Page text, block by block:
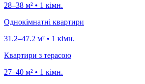
28–38 м² • 1 кімн.
Однокімнатні квартири
31.2–47.2 м² • 1 кімн.
Квартири з терасою
27–40 м² • 1 кімн.